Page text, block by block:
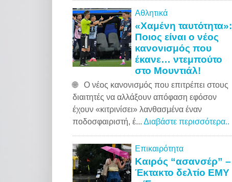
Αθλητικά
«Χαμένη ταυτότητα»:
Ποιος είναι ο νέος
κανονισμός που
έκανε… ντεμπούτο
στο Μουντιάλ!
🌐 Ο νέος κανονισμός που επιτρέπει στους
διαιτητές να αλλάξουν απόφαση εφόσον
έχουν «κιτρινίσει» λανθασμένα έναν
ποδοσφαιριστή, έ... Διαβάστε περισσότερα..
Επικαιρότητα
Καιρός “ασανσέρ” –
Έκτακτο δελτίο ΕΜΥ